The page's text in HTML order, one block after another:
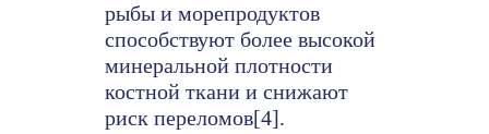
рыбы и морепродуктов
способствуют более высокой
минеральной плотности
костной ткани и снижают
риск переломов[4].